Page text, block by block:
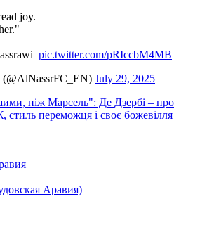
joy.
pic.twitter.com/pRIccbM4MB
July 29, 2025
ніж Марсель": Де Дзербі – про
переможця і своє божевілля
Аравия)